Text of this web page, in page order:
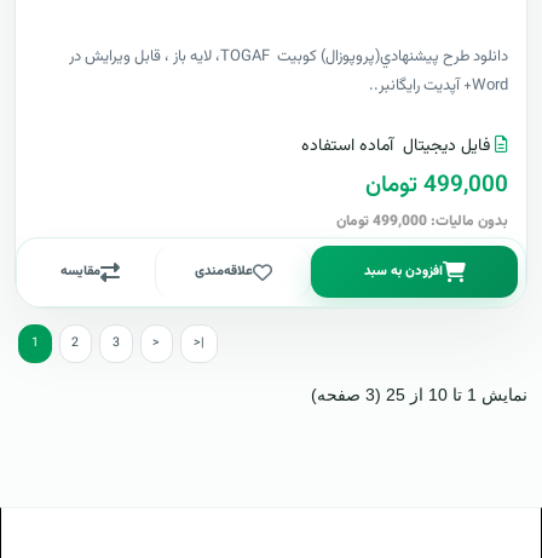
دانلود طرح پيشنهادي(پروپوزال) کوبیت TOGAF، لایه باز ، قابل ویرایش در
Word+ آپدیت رایگانبر..
فایل دیجیتال آماده استفاده
499,000 تومان
بدون مالیات: 499,000 تومان
افزودن به سبد علاقه‌مندی مقایسه
1 2 3 > >|
نمایش 1 تا 10 از 25 (3 صفحه)